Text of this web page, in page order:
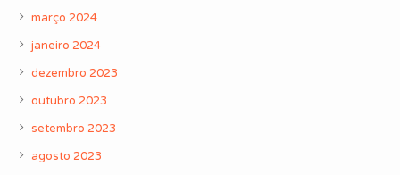
março 2024
janeiro 2024
dezembro 2023
outubro 2023
setembro 2023
agosto 2023